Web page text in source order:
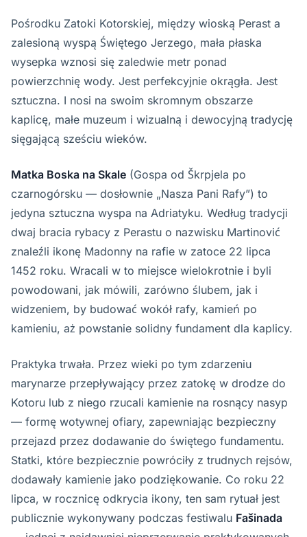
Pośrodku Zatoki Kotorskiej, między wioską Perast a
zalesioną wyspą Świętego Jerzego, mała płaska
wysepka wznosi się zaledwie metr ponad
powierzchnię wody. Jest perfekcyjnie okrągła. Jest
sztuczna. I nosi na swoim skromnym obszarze
kaplicę, małe muzeum i wizualną i dewocyjną tradycję
sięgającą sześciu wieków.
Matka Boska na Skale (Gospa od Škrpjela po
czarnogórsku — dosłownie „Nasza Pani Rafy”) to
jedyna sztuczna wyspa na Adriatyku. Według tradycji
dwaj bracia rybacy z Perastu o nazwisku Martinović
znaleźli ikonę Madonny na rafie w zatoce 22 lipca
1452 roku. Wracali w to miejsce wielokrotnie i byli
powodowani, jak mówili, zarówno ślubem, jak i
widzeniem, by budować wokół rafy, kamień po
kamieniu, aż powstanie solidny fundament dla kaplicy.
Praktyka trwała. Przez wieki po tym zdarzeniu
marynarze przepływający przez zatokę w drodze do
Kotoru lub z niego rzucali kamienie na rosnący nasyp
— formę wotywnej ofiary, zapewniając bezpieczny
przejazd przez dodawanie do świętego fundamentu.
Statki, które bezpiecznie powróciły z trudnych rejsów,
dodawały kamienie jako podziękowanie. Co roku 22
lipca, w rocznicę odkrycia ikony, ten sam rytuał jest
publicznie wykonywany podczas festiwalu Fašinada